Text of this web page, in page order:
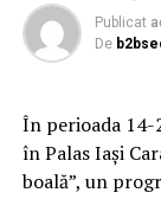
Publicat
De
În perioada 14-
în Palas Iași
boală”, un